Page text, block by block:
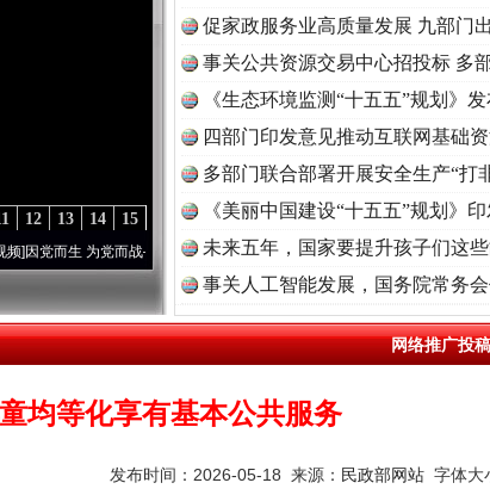
15
14
13
12
而生 为党而战——百年“纪”事⑧加强纪律..·[视频]牢记初心使命 奋进复兴征程
促家政服务业高质量发展 九部门
事关公共资源交易中心招投标 多
《生态环境监测“十五五”规划》
读
四部门印发意见推动互联网基础
多部门联合部署开展安全生产“打
《美丽中国建设“十五五”规划》
未来五年，国家要提升孩子们这
事关人工智能发展，国务院常务
网络推广投
均等化享有基本公共服务
发布时间：2026-05-18 来源： 民政部网站 字体大
“炒上天”
“神药”背后的真相